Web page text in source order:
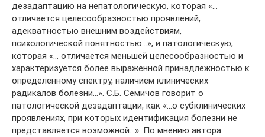
дезадаптацию на непатологическую, которая «…
отличается целесообразностью проявлений,
адекватностью внешним воздействиям,
психологической понятностью…», и патологическую,
которая «… отличается меньшей целесообразностью и
характеризуется более выраженной принадлежностью к
определенному спектру, наличием клинических
радикалов болезни…». С.Б. Семичов говорит о
патологической дезадаптации, как «…о субклинических
проявлениях, при которых идентификация болезни не
представляется возможной…». По мнению автора